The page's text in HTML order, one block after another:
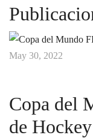
May 30, 2022
Copa del
de Hockey